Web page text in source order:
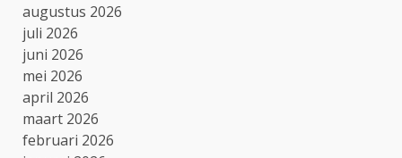
augustus 2026
juli 2026
juni 2026
mei 2026
april 2026
maart 2026
februari 2026